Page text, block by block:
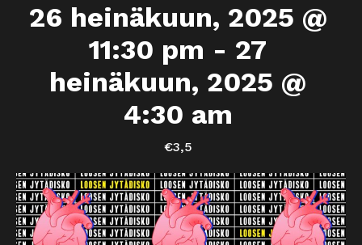
26 heinäkuun, 2025 @
11:30 pm - 27
heinäkuun, 2025 @
4:30 am
€3,5